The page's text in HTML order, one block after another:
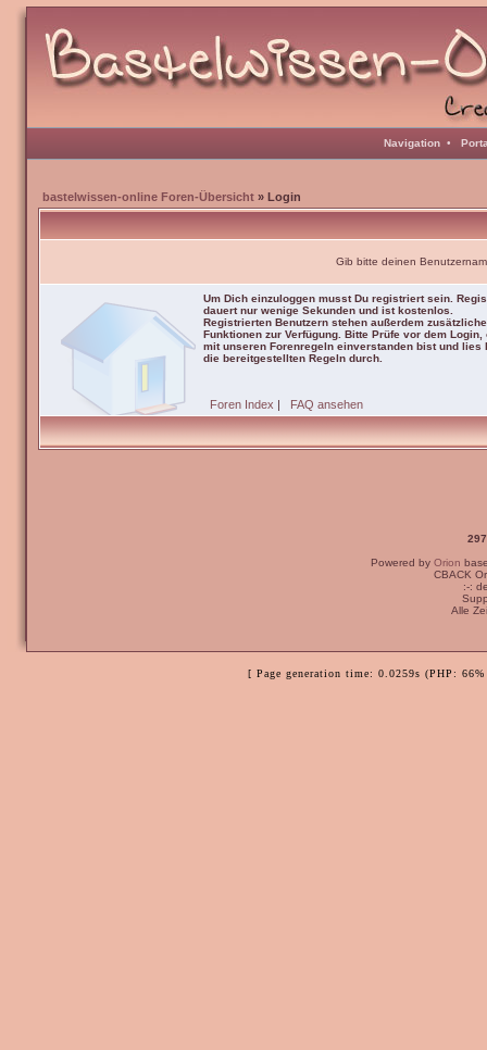
Navigation •
bastelwissen-online Foren-Übersicht » Login
Gib bitte deinen
Um Dich einzuloggen musst Du registriert sein.
dauert nur wenige Sekunden und ist kostenlos.
Registrierten Benutzern stehen außerdem zusätzliche
Funktionen zur Verfügung. Bitte Prüfe vor dem Login,
mit unseren Forenregeln einverstanden bist und lies
die bereitgestellten Regeln durch.
Foren Index | FAQ ansehen
Powered by Orion
CBACK
:-:
Alle
[ Page generation time: 0.0259s (PHP: